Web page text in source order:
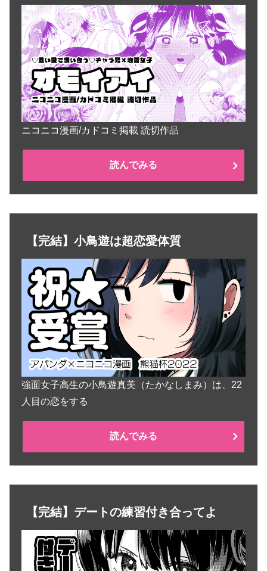
ニコニコ漫画/カドコミ掲載 読切作品
読んでみる
【完結】小鳥遊は超恋愛体質
強面女子高生の小鳥遊真美（たかなしまみ）は、22
人目の恋をする
読んでみる
【完結】デートの練習付き合ってよ